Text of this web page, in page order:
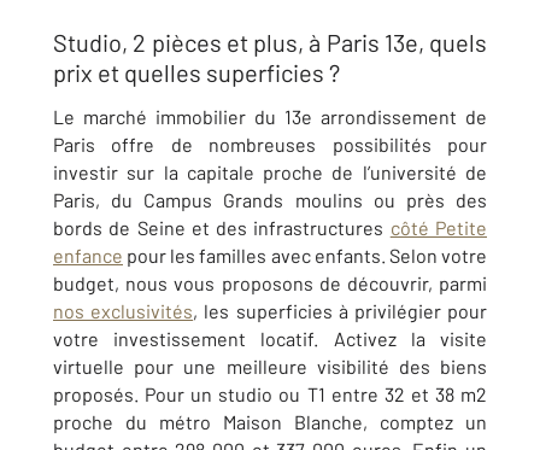
Studio, 2 pièces et plus, à Paris 13e, quels
prix et quelles superficies ?
Le marché immobilier du 13e arrondissement de
Paris offre de nombreuses possibilités pour
investir sur la capitale proche de l’université de
Paris, du Campus Grands moulins ou près des
bords de Seine et des infrastructures côté Petite
enfance pour les familles avec enfants. Selon votre
budget, nous vous proposons de découvrir, parmi
nos exclusivités, les superficies à privilégier pour
votre investissement locatif. Activez la visite
virtuelle pour une meilleure visibilité des biens
proposés. Pour un studio ou T1 entre 32 et 38 m2
proche du métro Maison Blanche, comptez un